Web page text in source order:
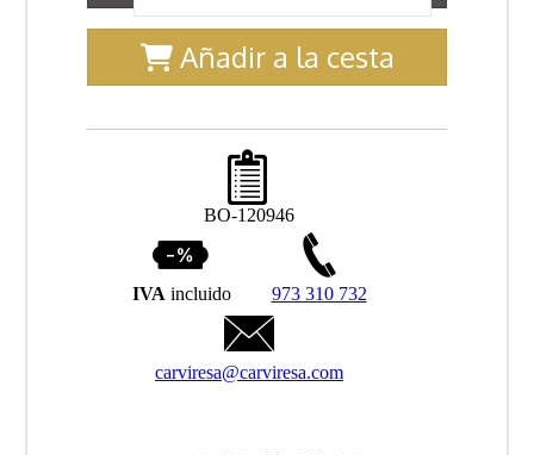
Añadir a la cesta
BO-120946
IVA incluido 973 310 732
carviresa@carviresa.com